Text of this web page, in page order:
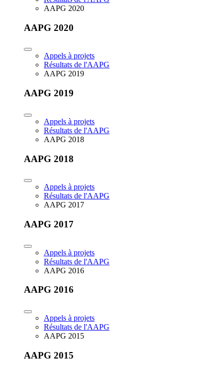
AAPG 2020
AAPG 2020
Appels à projets
Résultats de l'AAPG
AAPG 2019
AAPG 2019
Appels à projets
Résultats de l'AAPG
AAPG 2018
AAPG 2018
Appels à projets
Résultats de l'AAPG
AAPG 2017
AAPG 2017
Appels à projets
Résultats de l'AAPG
AAPG 2016
AAPG 2016
Appels à projets
Résultats de l'AAPG
AAPG 2015
AAPG 2015